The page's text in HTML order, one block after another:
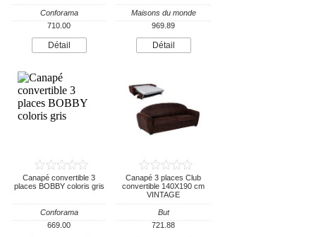
Conforama
710.00
Détail
Maisons du monde
969.89
Détail
Canapé convertible 3
places BOBBY coloris gris
Conforama
669.00
Canapé 3 places Club
convertible 140X190 cm
VINTAGE
But
721.88